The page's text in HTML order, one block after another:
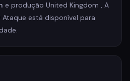
e produção United Kingdom , A
está disponível para